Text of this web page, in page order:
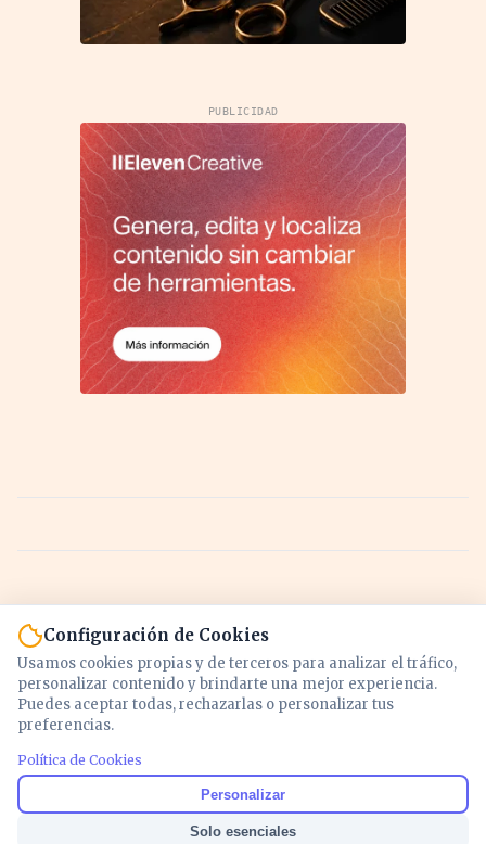
PUBLICIDAD
Noticias y análisis de economía, mercados,
inversión y política. Información actualizada
para entender lo que mueve tu dinero y tu
Configuración de Cookies
Usamos cookies propias y de terceros para analizar el tráfico,
personalizar contenido y brindarte una mejor experiencia.
Puedes aceptar todas, rechazarlas o personalizar tus
preferencias.
Política de Cookies
Personalizar
Solo esenciales